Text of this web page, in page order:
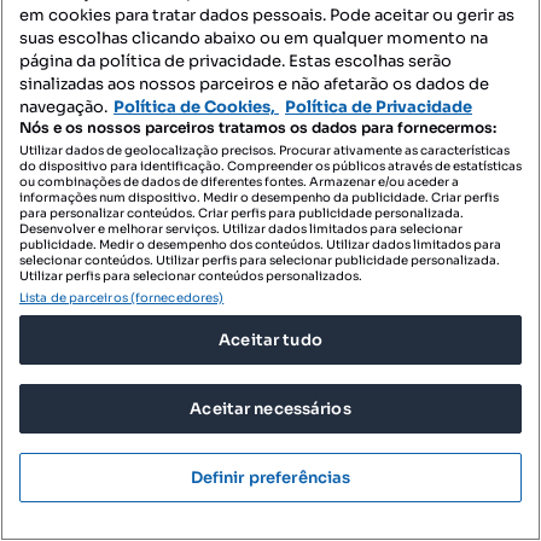
em cookies para tratar dados pessoais. Pode aceitar ou gerir as
suas escolhas clicando abaixo ou em qualquer momento na
página da política de privacidade. Estas escolhas serão
sinalizadas aos nossos parceiros e não afetarão os dados de
navegação. Política de Cookies, Política de Privacidade
Nós e os nossos parceiros tratamos os dados para fornecermos:
Utilizar dados de geolocalização precisos. Procurar ativamente as características
do dispositivo para identificação. Compreender os públicos através de estatísticas
ou combinações de dados de diferentes fontes. Armazenar e/ou aceder a
informações num dispositivo. Medir o desempenho da publicidade. Criar perfis
para personalizar conteúdos. Criar perfis para publicidade personalizada.
Desenvolver e melhorar serviços. Utilizar dados limitados para selecionar
publicidade. Medir o desempenho dos conteúdos. Utilizar dados limitados para
selecionar conteúdos. Utilizar perfis para selecionar publicidade personalizada.
Utilizar perfis para selecionar conteúdos personalizados.
Lista de parceiros (fornecedores)
Aceitar tudo
Aceitar necessários
Definir preferências